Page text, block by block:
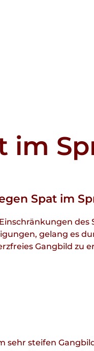
im
Spat im
gelang es
Gangbild zu
steifen